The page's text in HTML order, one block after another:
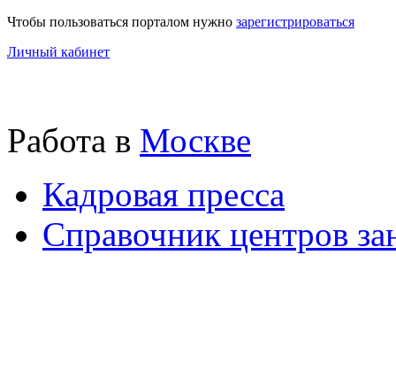
Чтобы пользоваться порталом нужно зарегистрироваться
Личный кабинет
Работа в Москве
Кадровая пресса
Справочник центров